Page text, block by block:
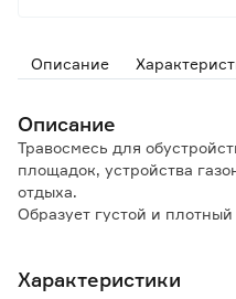
Описание
Описание
Травосмесь для
площадок, устройства
отдыха.
Образует густой и
Максимально плотное и
Характеристики